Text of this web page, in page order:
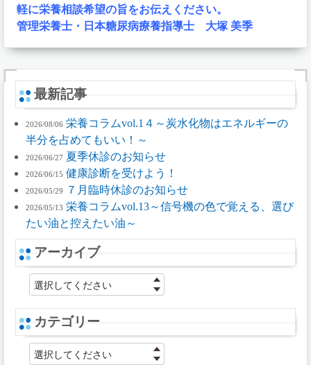
軽に栄養相談希望の旨をお伝えください。
管理栄養士・日本糖尿病療養指導士 大塚 美季
最新記事
2026/08/06 栄養コラムvol.1４～炭水化物はエネルギーの
半分を占めてもいい！～
2026/06/27 夏季休診のお知らせ
2026/06/15 健康診断を受けよう！
2026/05/29 ７月臨時休診のお知らせ
2026/05/13 栄養コラムvol.13～信号機の色で覚える、選び
たい油と控えたい油～
アーカイブ
選択してください
カテゴリー
選択してください